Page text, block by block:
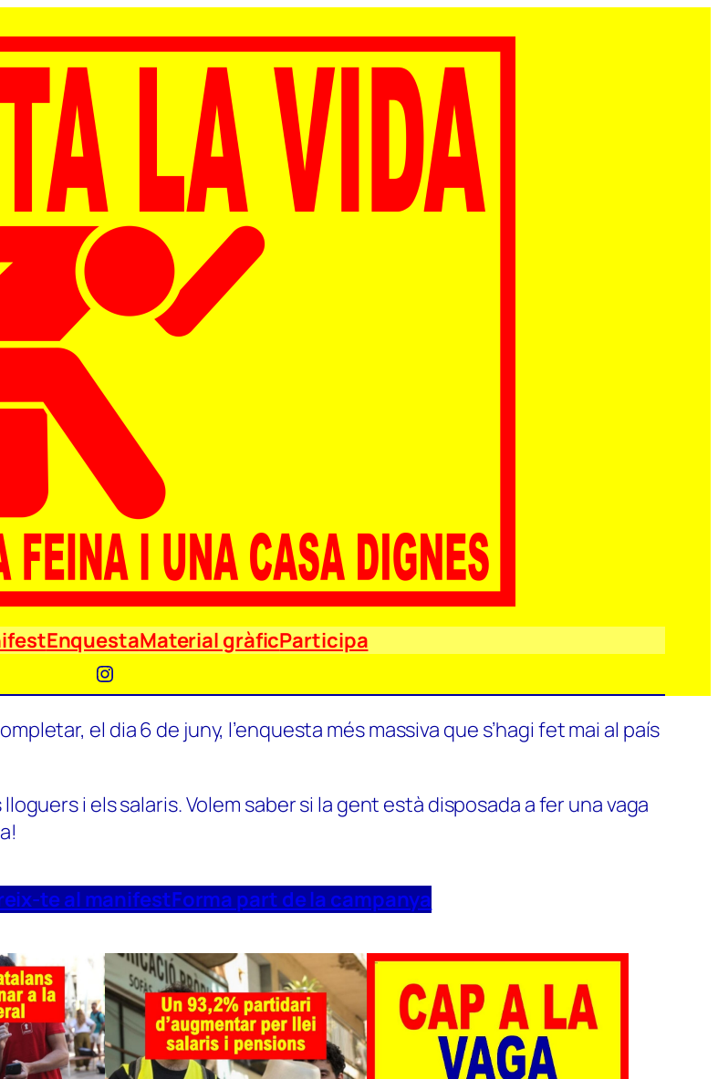
EnquestaMaterial gràficParticipa
Instagram
el dia 6 de juny, l’enquesta més massiva que s’hagi fet mai al país
i els salaris. Volem saber si la gent està disposada a fer una vaga
te al manifestForma part de la campanya